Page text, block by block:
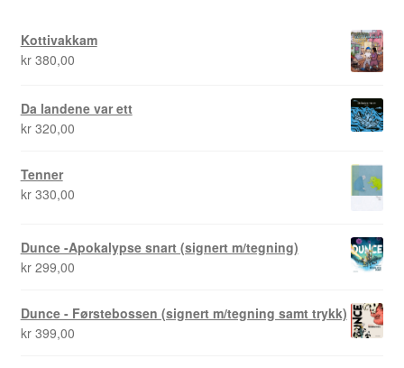
Henry Bronken
Ida Neverdahl
Jason
Jens K Styve
Kottivakkam
kr380,00
Da landene var ett
kr320,00
Tenner
kr330,00
Dunce -Apokalypse snart (signert m/tegning)
kr299,00
Dunce - Førstebossen (signert m/tegning samt trykk)
kr399,00